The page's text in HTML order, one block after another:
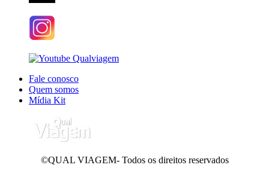
Fale conosco
Quem somos
Mídia Kit
©QUAL VIAGEM- Todos os direitos reservados